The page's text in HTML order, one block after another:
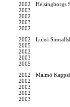
2002
Helsingborgs
2003
2002
2003
2002
2002
Luleå
2005
2002
2003
2005
2002
Malmö
2002
2003
2002
2003